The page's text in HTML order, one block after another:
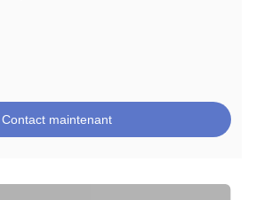
Contact maintenant